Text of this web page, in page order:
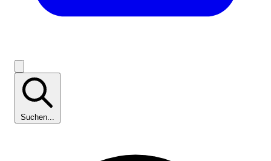
Suchen...